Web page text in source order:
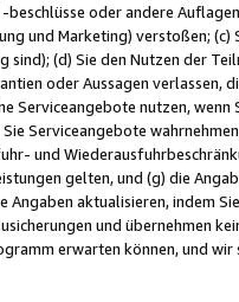
beschlüsse oder andere
und Marketing) verstoßen;
sind); (d) Sie den Nutzen der
oder Aussagen verlassen,
Serviceangebote nutzen,
Serviceangebote
und
gelten, und (g) die
Angaben aktualisieren, indem
und übernehmen
erwarten können, und